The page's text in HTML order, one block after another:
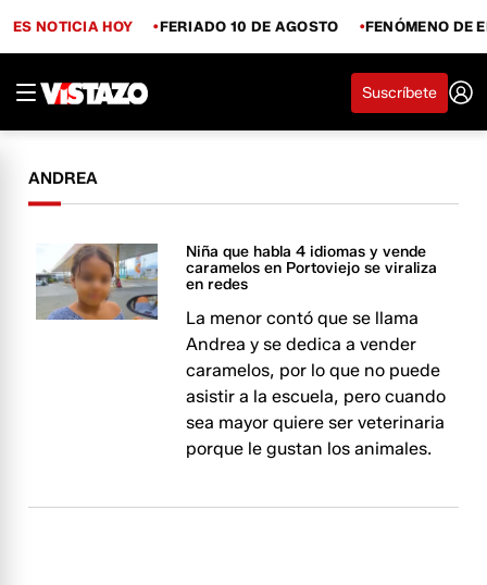
ES NOTICIA HOY FERIADO 10 DE AGOSTO FENÓMENO DE
Suscríbete
ANDREA
Niña que habla 4 idiomas y vende
caramelos en Portoviejo se viraliza
en redes
La menor contó que se llama
Andrea y se dedica a vender
caramelos, por lo que no puede
asistir a la escuela, pero cuando
sea mayor quiere ser veterinaria
porque le gustan los animales.